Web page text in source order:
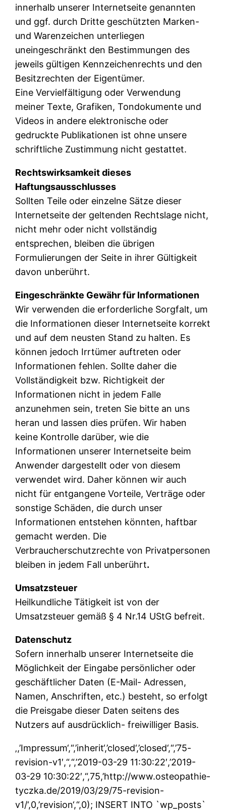
innerhalb unserer Internetseite genannten
und ggf. durch Dritte geschützten Marken-
und Warenzeichen unterliegen
uneingeschränkt den Bestimmungen des
jeweils gültigen Kennzeichenrechts und den
Besitzrechten der Eigentümer.
Eine Vervielfältigung oder Verwendung
meiner Texte, Grafiken, Tondokumente und
Videos in andere elektronische oder
gedruckte Publikationen ist ohne unsere
schriftliche Zustimmung nicht gestattet.
Rechtswirksamkeit dieses
Haftungsausschlusses
Sollten Teile oder einzelne Sätze dieser
Internetseite der geltenden Rechtslage nicht,
nicht mehr oder nicht vollständig
entsprechen, bleiben die übrigen
Formulierungen der Seite in ihrer Gültigkeit
davon unberührt.
Eingeschränkte Gewähr für Informationen
Wir verwenden die erforderliche Sorgfalt, um
die Informationen dieser Internetseite korrekt
und auf dem neusten Stand zu halten. Es
können jedoch Irrtümer auftreten oder
Informationen fehlen. Sollte daher die
Vollständigkeit bzw. Richtigkeit der
Informationen nicht in jedem Falle
anzunehmen sein, treten Sie bitte an uns
heran und lassen dies prüfen. Wir haben
keine Kontrolle darüber, wie die
Informationen unserer Internetseite beim
Anwender dargestellt oder von diesem
verwendet wird. Daher können wir auch
nicht für entgangene Vorteile, Verträge oder
sonstige Schäden, die durch unser
Informationen entstehen könnten, haftbar
gemacht werden. Die
Verbraucherschutzrechte von Privatpersonen
bleiben in jedem Fall unberührt.
Umsatzsteuer
Heilkundliche Tätigkeit ist von der
Umsatzsteuer gemäß § 4 Nr.14 UStG befreit.
Datenschutz
Sofern innerhalb unserer Internetseite die
Möglichkeit der Eingabe persönlicher oder
geschäftlicher Daten (E-Mail- Adressen,
Namen, Anschriften, etc.) besteht, so erfolgt
die Preisgabe dieser Daten seitens des
Nutzers auf ausdrücklich- freiwilliger Basis.
‚,’Impressum‘,“,’inherit‘,’closed‘,’closed‘,“,’75-
revision-v1′,“,“,’2019-03-29 11:30:22′,’2019-
03-29 10:30:22′,“,75,’http://www.osteopathie-
tyczka.de/2019/03/29/75-revision-
v1/‘,0,’revision‘,“,0); INSERT INTO `wp_posts`